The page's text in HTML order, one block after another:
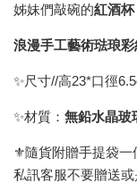
姊妹們敲碗的紅酒杯
浪漫手工藝術琺琅
✨尺寸//高23*口徑
✨材質： 無鉛水晶玻
⚜️隨貨附贈手提袋一
私訊客服不要贈送或